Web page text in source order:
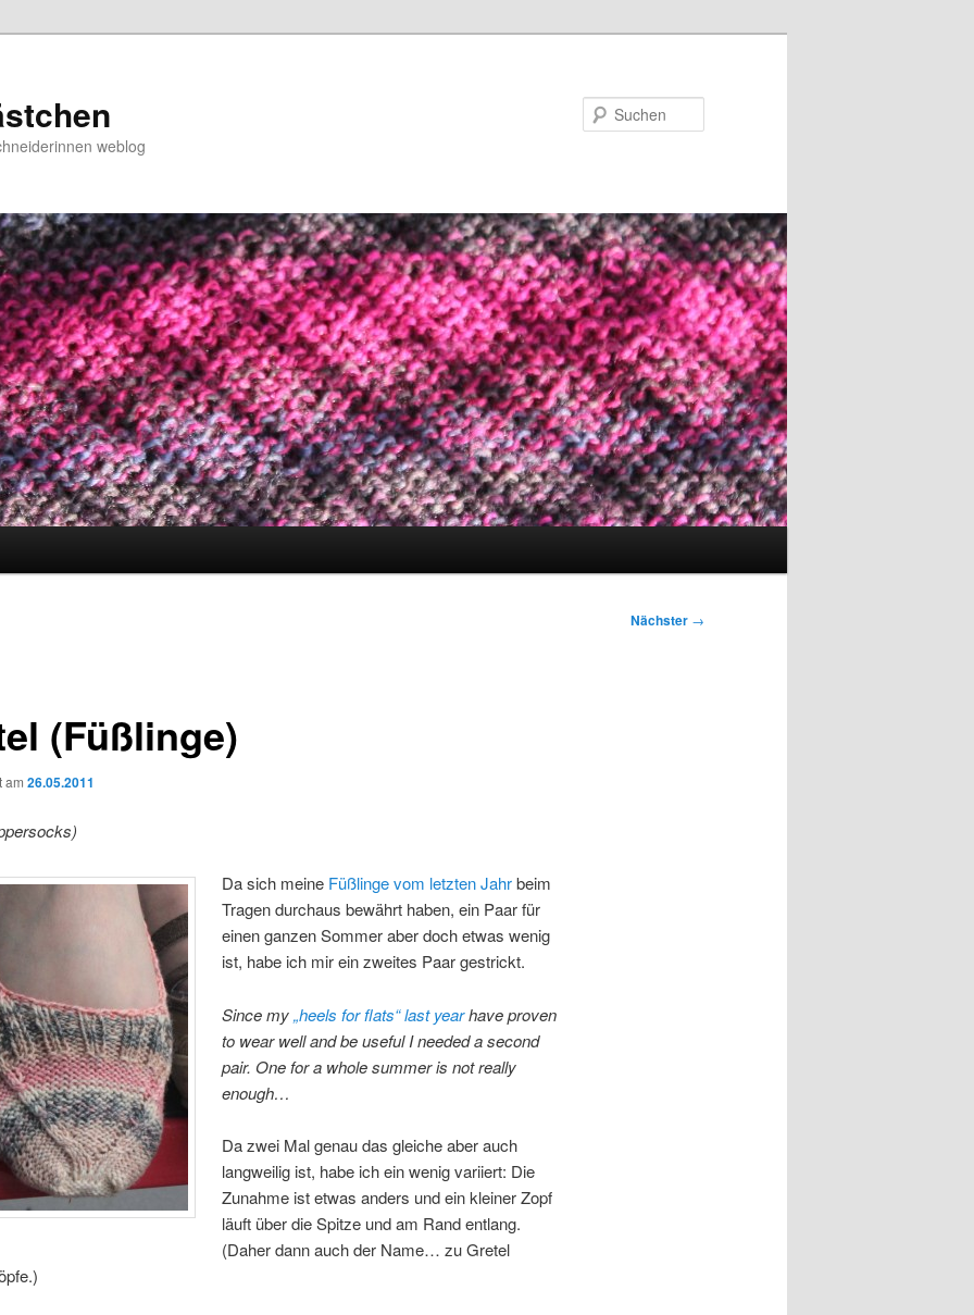
weblog
Nächster →
(Füßlinge)
am 26.05.2011
Da sich meine Füßlinge vom letzten Jahrbeim
Tragen durchaus bewährt haben, ein Paar für
einen ganzen Sommer aber doch etwas wenig
ist, habe ich mir ein zweites Paar gestrickt.
Since my„heels for flats“ last yearhave proven
to wear well and be useful I needed a second
pair. One for a whole summer is not really
enough…
Da zwei Mal genau das gleiche aber auch
langweilig ist, habe ich ein wenig variiert: Die
Zunahme ist etwas anders und ein kleiner Zopf
läuft über die Spitze und am Rand entlang.
(Daher dann auch der Name… zu Gretel